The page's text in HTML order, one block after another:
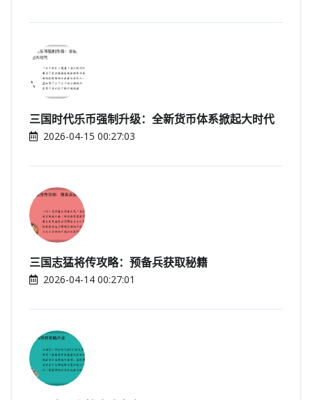
三国时代乐币强制升级：全新货币体系掀起大时代
2026-04-15 00:27:03
三国志猛将传攻略：预备兵获取秘籍
2026-04-14 00:27:01